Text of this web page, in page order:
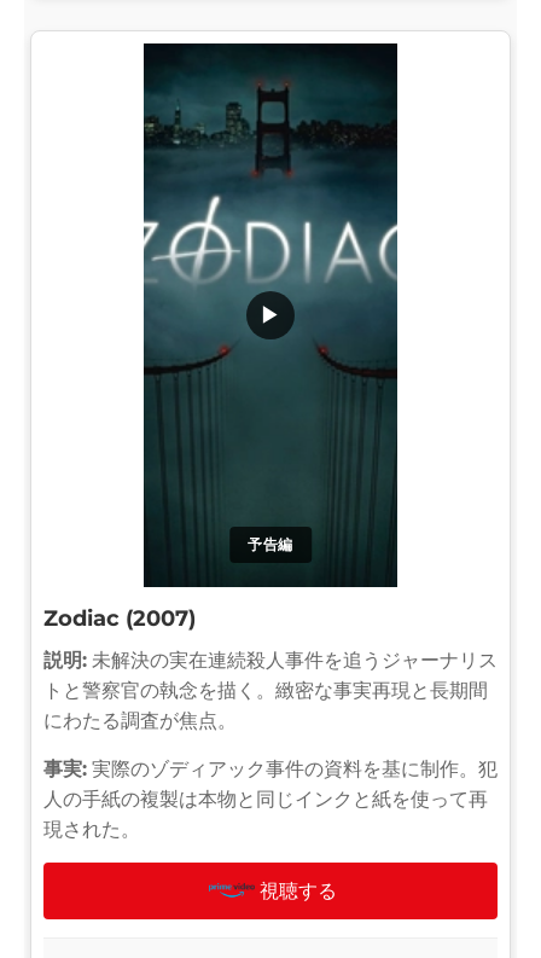
予告編
▶
Zodiac (2007)
説明: 未解決の実在連続殺人事件を追うジャーナリス
トと警察官の執念を描く。緻密な事実再現と長期間
にわたる調査が焦点。
事実: 実際のゾディアック事件の資料を基に制作。犯
人の手紙の複製は本物と同じインクと紙を使って再
現された。
視聴する